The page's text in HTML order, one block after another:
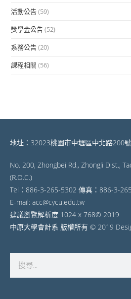
活動公告(59)
獎學金公告(52)
系務公告(20)
課程相關 (56)
地址：32023桃園市中壢區中北路200
No. 200, Zhongbei Rd., Zhongli Dist.,
(R.O.C.)
Tel：886-3-265-5302 傳真：886-3-
E-mail: acc@cycu.edu.tw
建議瀏覽解析度 1024 x 768© 2019
中原大學會計系 版權所有 © 2019